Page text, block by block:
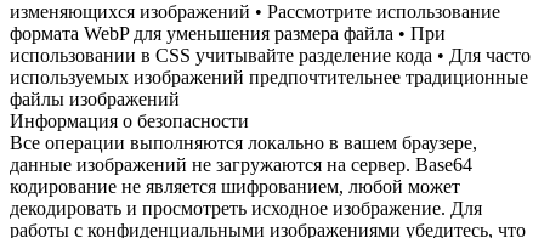
изменяющихся изображений • Рассмотрите использование
формата WebP для уменьшения размера файла • При
использовании в CSS учитывайте разделение кода • Для часто
используемых изображений предпочтительнее традиционные
файлы изображений
Информация о безопасности
Все операции выполняются локально в вашем браузере,
данные изображений не загружаются на сервер. Base64
кодирование не является шифрованием, любой может
декодировать и просмотреть исходное изображение. Для
работы с конфиденциальными изображениями убедитесь, что